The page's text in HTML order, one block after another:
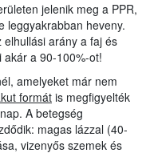
jelenik meg a PPR,
leggyakrabban heveny.
arány a faj és
a 90-100%-ot!
amelyeket már nem
formátis megfigyelték
A betegség
magas lázzal (40-
vizenyős szemek és